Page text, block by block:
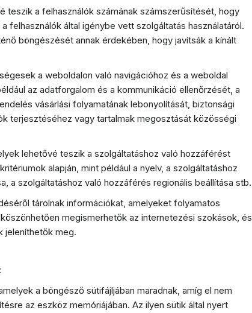
teszik a felhasználók számának számszerűsítését, hogy
felhasználók által igénybe vett szolgáltatás használatáról.
böngészését annak érdekében, hogy javítsák a kínált
a weboldalon való navigációhoz és a weboldal
az adatforgalom és a kommunikáció ellenőrzését, a
vásárlási folyamatának lebonyolítását, biztonsági
terjesztéséhez vagy tartalmak megosztását közösségi
lehetővé teszik a szolgáltatáshoz való hozzáférést
alapján, mint például a nyelv, a szolgáltatáshoz
a szolgáltatáshoz való hozzáférés regionális beállítása stb.
tárolnak információkat, amelyeket folyamatos
megismerhetők az internetezési szokások, és
jeleníthetők meg.
a böngésző sütifájljában maradnak, amíg el nem
az eszköz memóriájában. Az ilyen sütik által nyert